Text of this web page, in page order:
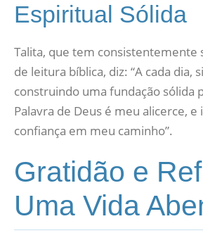
Espiritual Sólida
Talita, que tem consistentemente
de leitura bíblica, diz: “A cada dia,
construindo uma fundação sólida
Palavra de Deus é meu alicerce, e
confiança em meu caminho”.
Gratidão e
Uma Vida